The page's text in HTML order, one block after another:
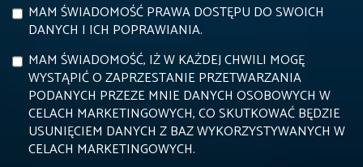
MAM ŚWIADOMOŚĆ PRAWA DOSTĘPU DO SWOICH
DANYCH I ICH POPRAWIANIA.
MAM ŚWIADOMOŚĆ, IŻ W KAŻDEJ CHWILI MOGĘ
WYSTĄPIĆ O ZAPRZESTANIE PRZETWARZANIA
PODANYCH PRZEZE MNIE DANYCH OSOBOWYCH W
CELACH MARKETINGOWYCH, CO SKUTKOWAĆ BĘDZIE
USUNIĘCIEM DANYCH Z BAZ WYKORZYSTYWANYCH W
CELACH MARKETINGOWYCH.